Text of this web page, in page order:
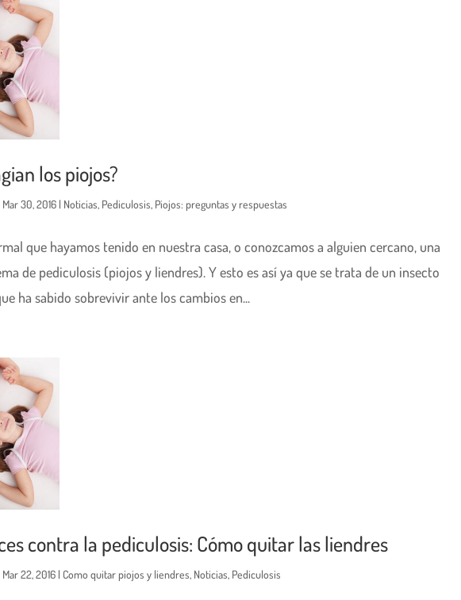
los piojos?
Mar 30, 2016 | Noticias, Pediculosis, Piojos: preguntas y respuestas
que hayamos tenido en nuestra casa, o conozcamos a alguien cercano, una
de pediculosis (piojos y liendres). Y esto es así ya que se trata de un insecto
ha sabido sobrevivir ante los cambios en...
contra la pediculosis: Cómo quitar las liendres
Mar 22, 2016 | Como quitar piojos y liendres, Noticias, Pediculosis